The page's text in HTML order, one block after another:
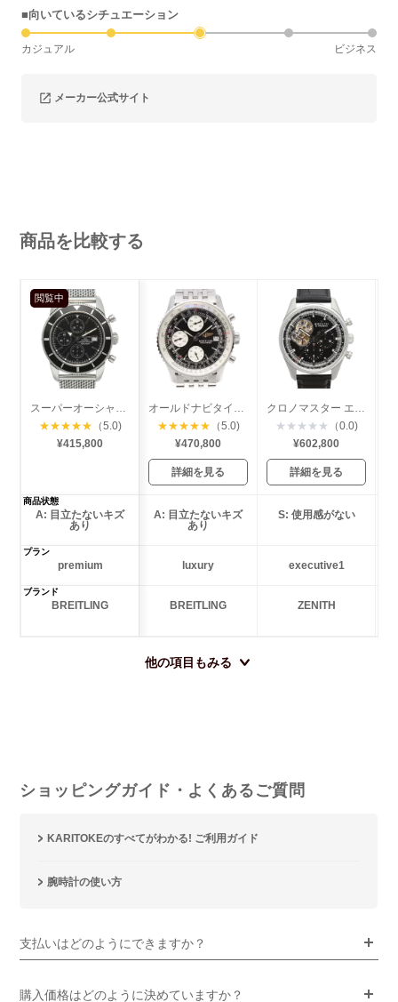
■向いているシチュエーション
カジュアル ビジネス
メーカー公式サイト
商品を比較する
閲覧中
★★★★★ （5.0)
¥415,800
★★★★★ （5.0)
¥470,800
詳細を見る
★ ★ ★ ★ ★
（0.0)
¥602,800
詳細を見る
商品状態
A: 目立たないキズ
あり
A: 目立たないキズ
あり
S: 使用感がない
プラン
premium luxury executive1
ブランド
BREITLING BREITLING ZENITH
他の項目もみる
ショッピングガイド・よくあるご質問
KARITOKEのすべてがわかる! ご利用ガイド
腕時計の使い方
支払いはどのようにできますか？
購入価格はどのように決めていますか？